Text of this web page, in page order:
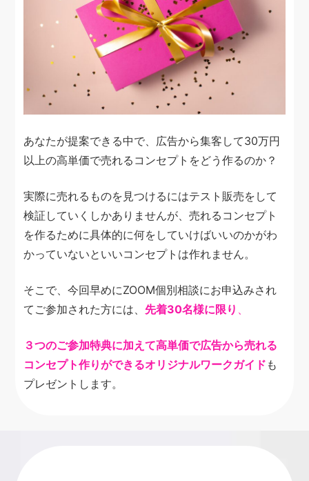
あなたが提案できる中で、広告から集客して30万円
以上の高単価で売れるコンセプトをどう作るのか？
実際に売れるものを見つけるにはテスト販売をして
検証していくしかありませんが、売れるコンセプト
を作るために具体的に何をしていけばいいのかがわ
かっていないといいコンセプトは作れません。
そこで、今回早めにZOOM個別相談にお申込みされ
てご参加された方には、 先着30名様に限り
３つのご参加特典に加えて高単価で広告から売れる
コンセプト作りができるオリジナルワークガイド も
プレゼントします。